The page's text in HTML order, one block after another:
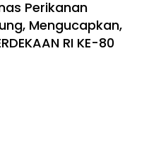
Perikanan
Mengucapkan,
RI KE-80